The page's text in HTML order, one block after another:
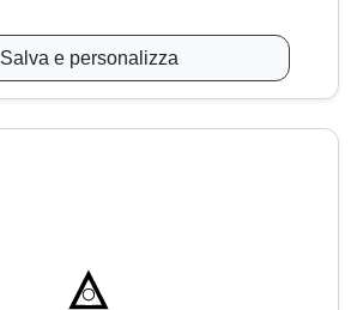
Salva e personalizza